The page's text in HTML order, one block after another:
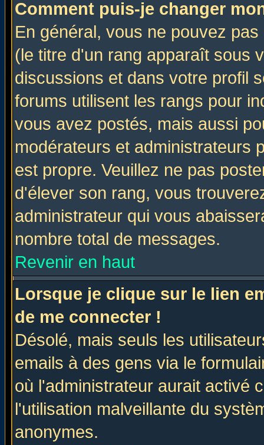
Comment puis-je changer
En général, vous ne pouvez
(le titre d'un rang apparaît sous
discussions et dans votre profil
forums utilisent les rangs pour
vous avez postés, mais aussi
modérateurs et administrateurs
est propre. Veuillez ne pas
d'élever son rang, vous
administrateur qui vous
nombre total de messages.
Revenir en haut
Lorsque je clique sur le lien
de me connecter !
Désolé, mais seuls les
emails à des gens via le
où l'administrateur aurait activé
l'utilisation malveillante du
anonymes.